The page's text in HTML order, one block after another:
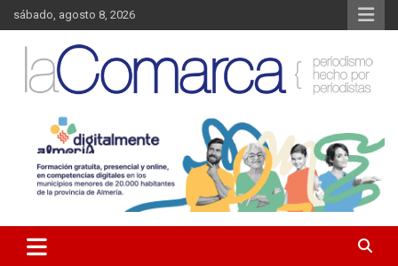
Saltar
al
contenido
sábado, agosto 8, 2026
La Comarca – Noticias del
Almanzora
Almanzora y sus localidades.